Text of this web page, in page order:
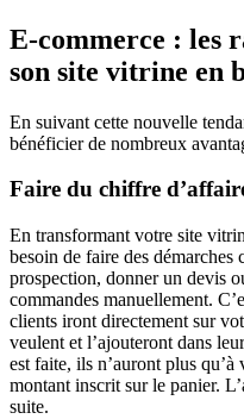
E-commerce : les
son site vitrine en
En suivant cette nouvelle
bénéficier de nombreux
Faire du chiffre
En transformant votre site
besoin de faire des démarches
prospection, donner un devis
commandes manuellement.
clients iront directement sur
veulent et l’ajouteront dans
est faite, ils n’auront plus
montant inscrit sur le panier.
suite.